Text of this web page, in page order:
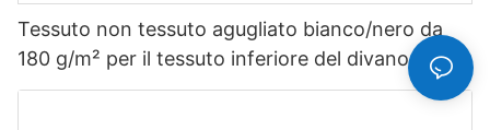
Tessuto non tessuto agugliato bianco/nero da
180 g/m² per il tessuto inferiore del divano